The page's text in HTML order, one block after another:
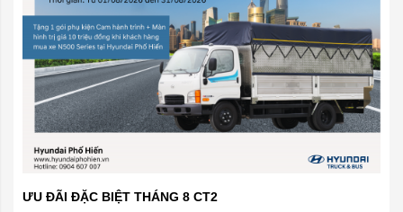
ƯU ĐÃI ĐẶC BIỆT THÁNG 8 CT2